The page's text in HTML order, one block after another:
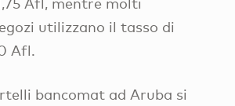
utilizzano il tasso di
Afl.
bancomat ad Aruba si